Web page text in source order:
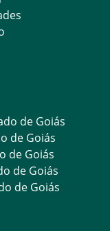
de Goiás
de Goiás
de Goiás
de Goiás
de Goiás